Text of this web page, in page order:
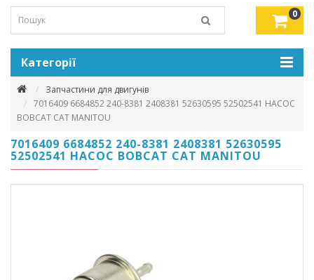
0
Категорії
Запчастини для двигунів
7016409 6684852 240-8381 2408381 52630595 52502541 НАСОС
BOBCAT CAT MANITOU
7016409 6684852 240-8381 2408381 52630595
52502541 НАСОС BOBCAT CAT MANITOU